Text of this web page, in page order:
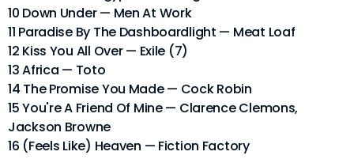
10 Down Under — Men At Work
11 Paradise By The Dashboardlight — Meat Loaf
12 Kiss You All Over — Exile (7)
13 Africa — Toto
14 The Promise You Made — Cock Robin
15 You're A Friend Of Mine — Clarence Clemons,
Jackson Browne
16 (Feels Like) Heaven — Fiction Factory